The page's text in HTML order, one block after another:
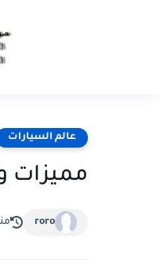
عالم السيارات
مميزات
roro منذ